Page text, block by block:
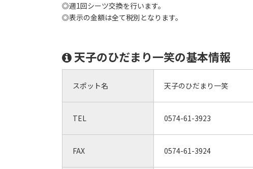
◎週1回シーツ交換を行います。
◎表示の金額は全て税別となります。
天子のひだまり一笑の基本情報
スポット名 天子のひだまり一笑
TEL 0574-61-3923
FAX 0574-61-3924